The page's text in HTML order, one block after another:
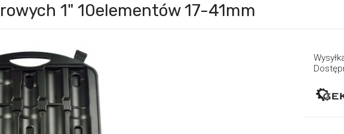
1" 10elementów 17-41mm